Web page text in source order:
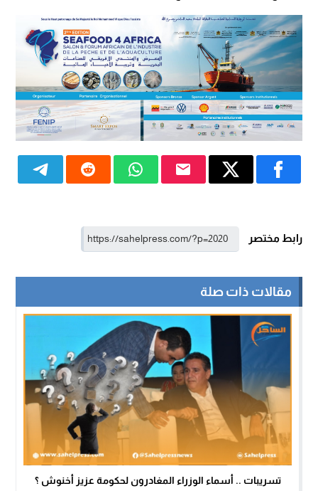
رابط مختصر
مقالات ذات صلة
تسريبات .. أسماء الوزراء المغادرون لحكومة عزيز أخنوش ؟